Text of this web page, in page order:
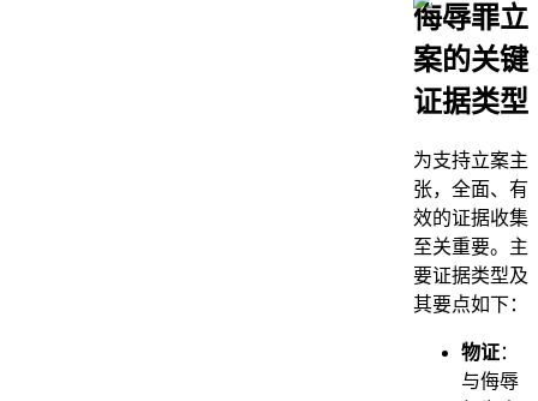
侮辱罪立
案的关键
证据类型
为支持立案主
张，全面、有
效的证据收集
至关重要。主
要证据类型及
其要点如下：
物证：
与侮辱